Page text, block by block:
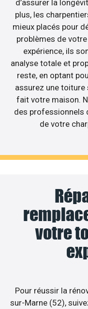
d’assurer la
plus, les
mieux placés pour
problèmes de
expérience, ils
analyse totale et
reste, en optant
assurez une toiture
fait votre maison.
des professionnels
de votre
votre
Pour réussir la
sur-Marne (52),